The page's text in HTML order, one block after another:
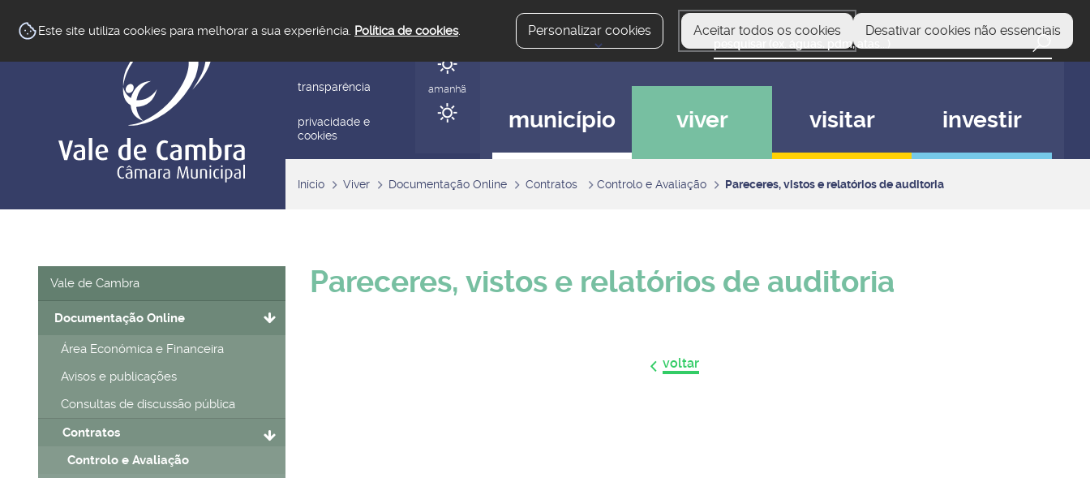
Este site utiliza cookies para melhorar a sua experiência. Política de cookies. Personalizar cookies Aceitar todos os cookies Desativar cookies não essenciais
transparência
privacidade e
cookies
hoje
amanhã
município viver visitar investir
Início Viver Documentação Online Contratos Controlo e Avaliação Pareceres, vistos e relatórios de auditoria
Vale de Cambra
Documentação Online
Área Económica e Financeira
Avisos e publicações
Consultas de discussão pública
Contratos
Controlo e Avaliação
Pareceres, vistos e relatórios de auditoria
voltar